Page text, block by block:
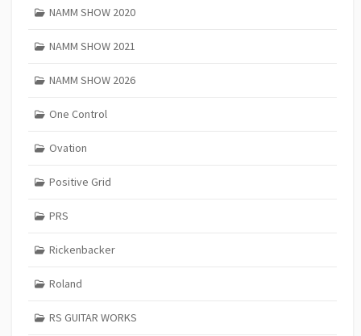
NAMM SHOW 2020
NAMM SHOW 2021
NAMM SHOW 2026
One Control
Ovation
Positive Grid
PRS
Rickenbacker
Roland
RS GUITAR WORKS